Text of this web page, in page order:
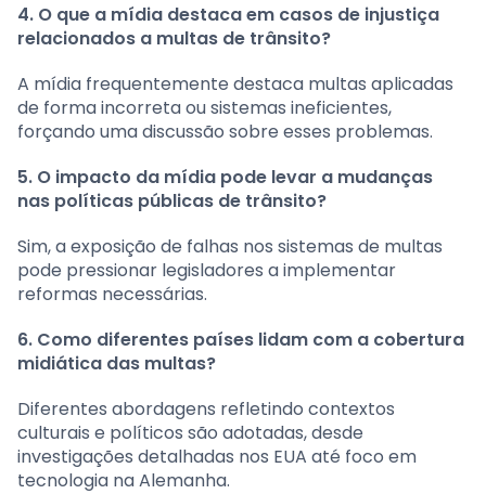
4. O que a mídia destaca em casos de injustiça
relacionados a multas de trânsito?
A mídia frequentemente destaca multas aplicadas
de forma incorreta ou sistemas ineficientes,
forçando uma discussão sobre esses problemas.
5. O impacto da mídia pode levar a mudanças
nas políticas públicas de trânsito?
Sim, a exposição de falhas nos sistemas de multas
pode pressionar legisladores a implementar
reformas necessárias.
6. Como diferentes países lidam com a cobertura
midiática das multas?
Diferentes abordagens refletindo contextos
culturais e políticos são adotadas, desde
investigações detalhadas nos EUA até foco em
tecnologia na Alemanha.